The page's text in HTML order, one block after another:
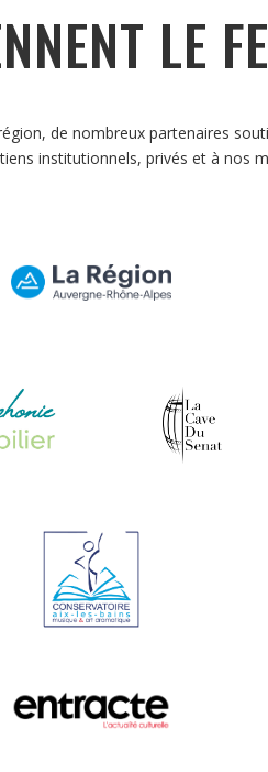
LE
de nombreux partenaires
institutionnels, privés et à nos